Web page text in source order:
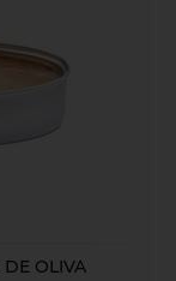
DE OLIVA